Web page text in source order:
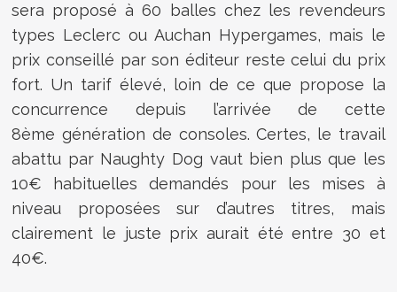
sera proposé à 60 balles chez les revendeurs
types Leclerc ou Auchan Hypergames, mais le
prix conseillé par son éditeur reste celui du prix
fort. Un tarif élevé, loin de ce que propose la
concurrence depuis l’arrivée de cette
8ème génération de consoles. Certes, le travail
abattu par Naughty Dog vaut bien plus que les
10€ habituelles demandés pour les mises à
niveau proposées sur d’autres titres, mais
clairement le juste prix aurait été entre 30 et
40€.